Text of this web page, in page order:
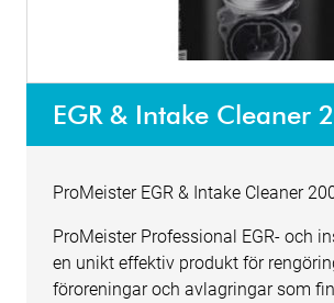
EGR & Intake Cleaner
ProMeister EGR & Intake Cleaner
ProMeister Professional EGR- och
en unikt effektiv produkt för
föroreningar och avlagringar som